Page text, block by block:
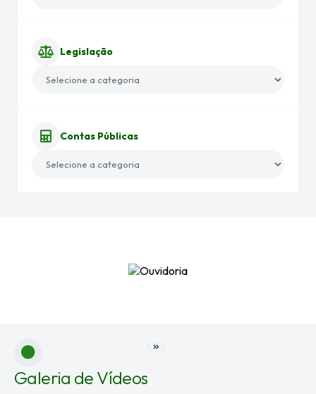
Legislação
Contas Públicas
Galeria de Vídeos